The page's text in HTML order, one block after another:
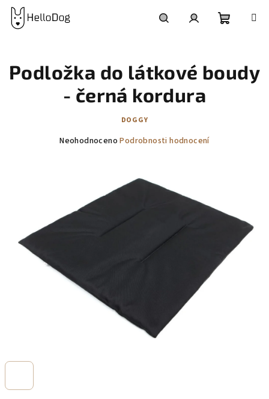
Přejít
obsah
košík
Podložka do látkové boudy
- černá kordura
DOGGY
Průměrné
Neohodnoceno Podrobnosti hodnocení